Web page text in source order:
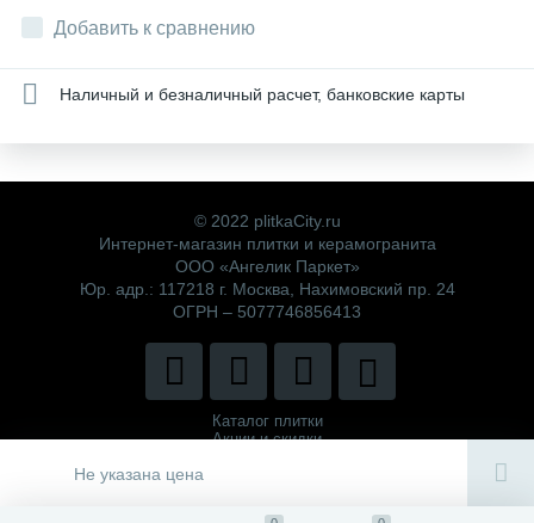
Не указана цена
Добавить к сравнению
Наличный и безналичный расчет, банковские карты
© 2022 plitkaCity.ru
Интернет-магазин плитки и керамогранита
ООО «Ангелик Паркет»
Юр. адр.: 117218 г. Москва, Нахимовский пр. 24
ОГРН – 5077746856413
Каталог плитки
Акции и скидки